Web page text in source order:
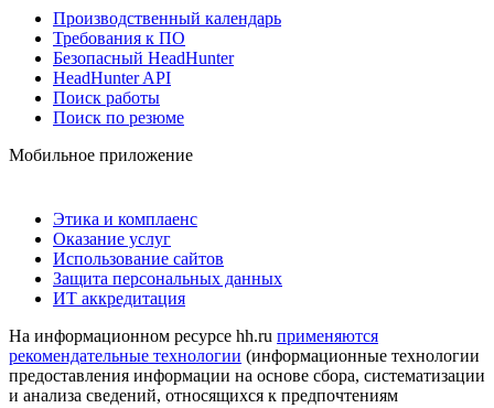
Производственный календарь
Требования к ПО
Безопасный HeadHunter
HeadHunter API
Поиск работы
Поиск по резюме
Мобильное приложение
Этика и комплаенс
Оказание услуг
Использование сайтов
Защита персональных данных
ИТ аккредитация
На информационном ресурсе hh.ru применяются
рекомендательные технологии (информационные технологии
предоставления информации на основе сбора, систематизации
и анализа сведений, относящихся к предпочтениям